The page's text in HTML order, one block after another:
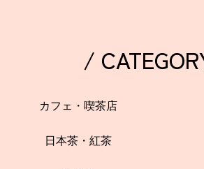
/
カフェ・喫茶店
日本茶・紅茶